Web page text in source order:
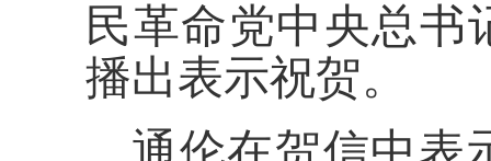
民革命党中央总书
播出表示祝贺。